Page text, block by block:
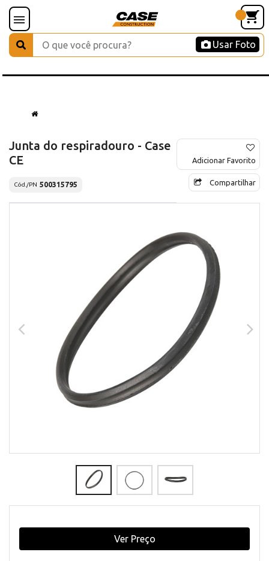
Usar Foto
Junta do respiradouro - Case
CE
Cód./PN 500315795
Adicionar Favorito
Compartilhar
Ver Preço